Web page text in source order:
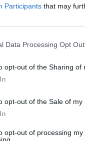
Participants that may
Data Processing Opt
opt-out of the Sharing of
opt-out of the Sale of my
opt-out of processing